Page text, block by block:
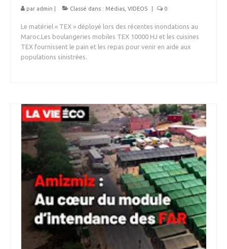
par admin Classé dans : Médias VIDEOS 0
Le matériel « TEX » déployé lors des récentes inondations au
Maroc.Les boulangeries mobiles TEX 10000 HJ et les cuisines
TEX fournissent le pain et les repas pour venir en aide aux
populations sinistrées.